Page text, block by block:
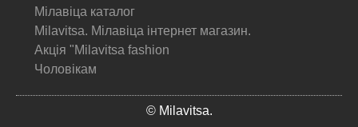
Мілавіца каталог
Milavitsa. Мілавіца інтернет магазин.
Акція "Milavitsa fashion
Чоловікам
© Milavitsa.